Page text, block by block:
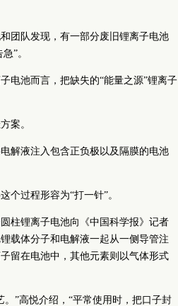
团队发现，有一部分废旧锂离子电池
”。
电池而言，把缺失的“能量之源”锂离子
案。
解液注入包含正负极以及隔膜的电池
个过程形容为“打一针”。
柱锂离子电池向《中国科学报》记者
载体分子和电解液一起从一侧导管注
留在电池中，其他元素则以气体形式
”高悦介绍，“平常使用时，把口子封